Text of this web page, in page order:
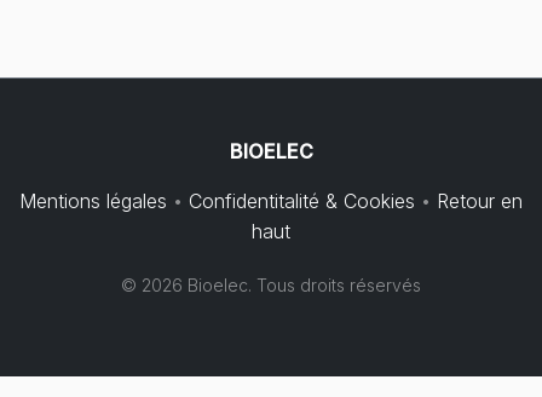
BIOELEC
Mentions légales • Confidentitalité & Cookies • Retour en
haut
© 2026 Bioelec. Tous droits réservés